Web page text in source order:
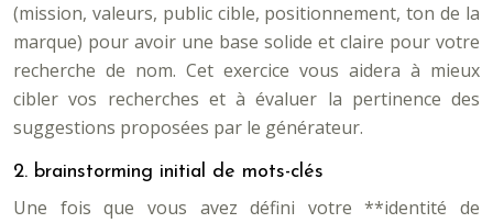
(mission, valeurs, public cible, positionnement, ton de la
marque) pour avoir une base solide et claire pour votre
recherche de nom. Cet exercice vous aidera à mieux
cibler vos recherches et à évaluer la pertinence des
suggestions proposées par le générateur.
2. brainstorming initial de mots-clés
Une fois que vous avez défini votre **identité de